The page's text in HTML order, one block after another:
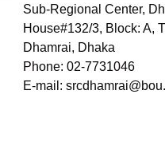
Sub-Regional Center,
House#132/3, Block: A,
Dhamrai, Dhaka
Phone: 02-7731046
E-mail: